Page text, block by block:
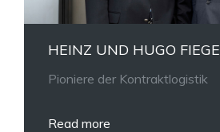
HEINZ UND HUGO FIEGE
Pioniere der Kontraktlogistik
Read more